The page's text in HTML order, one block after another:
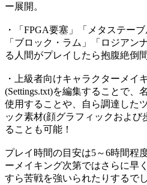
ー展開。
・「FPGA要塞」「メタステー
「ブロック・ラム」「ロジアン
る人間がプレイしたら抱腹絶倒
・上級者向けキャラクターメイ
(Settings.txt)を編集することで、
使用することや、自ら調達した
ック素材(顔グラフィックおよび
ることも可能！
プレイ時間の目安は5～6時間程
ーメイキング次第ではさらに早
すら苦戦を強いられたりするで